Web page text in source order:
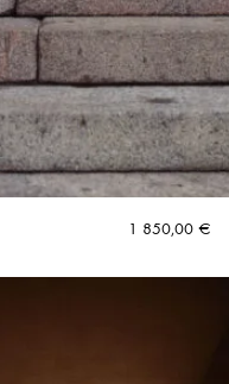
1 850,00 €